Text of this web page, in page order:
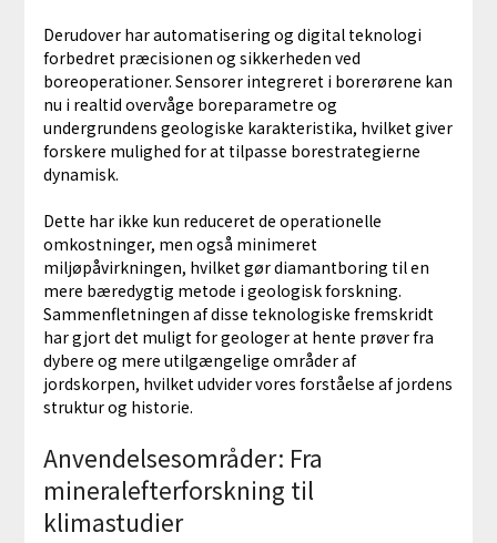
Derudover har automatisering og digital teknologi
forbedret præcisionen og sikkerheden ved
boreoperationer. Sensorer integreret i borerørene kan
nu i realtid overvåge boreparametre og
undergrundens geologiske karakteristika, hvilket giver
forskere mulighed for at tilpasse borestrategierne
dynamisk.
Dette har ikke kun reduceret de operationelle
omkostninger, men også minimeret
miljøpåvirkningen, hvilket gør diamantboring til en
mere bæredygtig metode i geologisk forskning.
Sammenfletningen af disse teknologiske fremskridt
har gjort det muligt for geologer at hente prøver fra
dybere og mere utilgængelige områder af
jordskorpen, hvilket udvider vores forståelse af jordens
struktur og historie.
Anvendelsesområder: Fra
mineralefterforskning til
klimastudier